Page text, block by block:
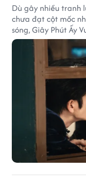
Dù gây nhiều tranh
chưa đạt cột mốc
sóng, Giây Phút Ấy
hiện tượng ở khía